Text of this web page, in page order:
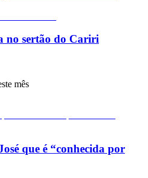
no sertão do Cariri
mês
que é “conhecida por